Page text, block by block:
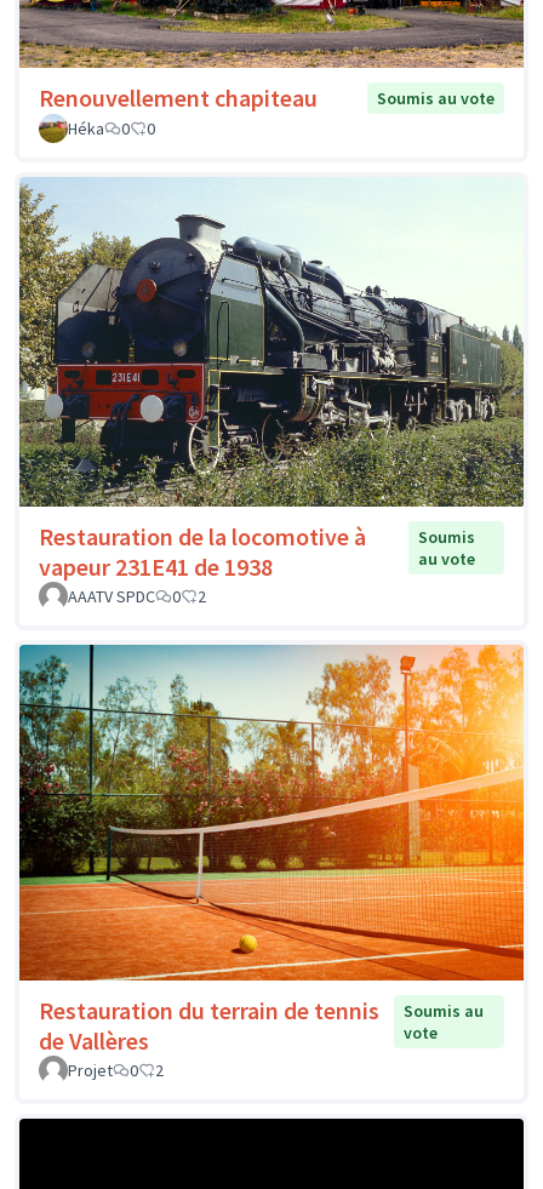
Renouvellement chapiteau
Soumis au vote
Héka
0 0
Restauration de la locomotive à
vapeur 231E41 de 1938
Soumis
au vote
AAATV SPDC
0 2
Restauration du terrain de tennis
de Vallères
Soumis au
vote
Projet
0 2